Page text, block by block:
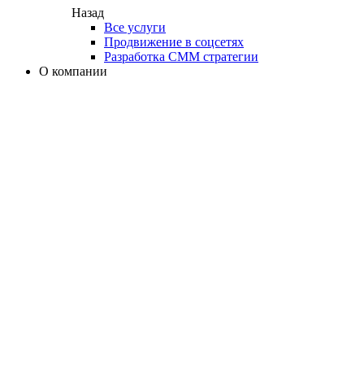
Назад
Все услуги
Продвижение в соцсетях
Разработка СММ стратегии
О компании